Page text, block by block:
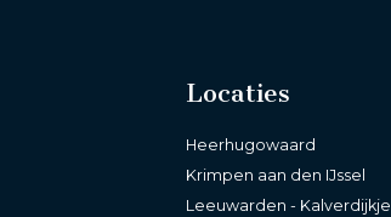
Locaties
Heerhugowaard
Krimpen aan den IJssel
Leeuwarden - Kalverdijkje